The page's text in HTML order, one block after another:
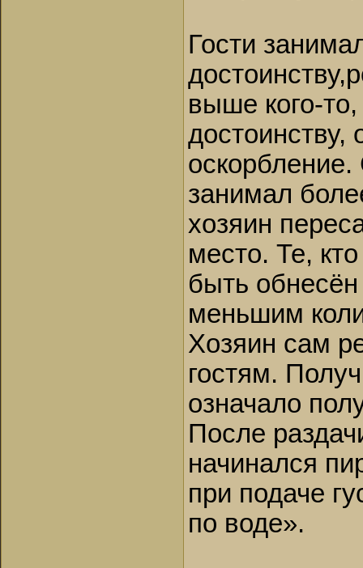
Гости
выше кого-
достоинству,
занимал
хозяин
место. Те,
быть
меньшим
Хозяин сам
гостям.
означало
После
начинался
при подаче
по воде».